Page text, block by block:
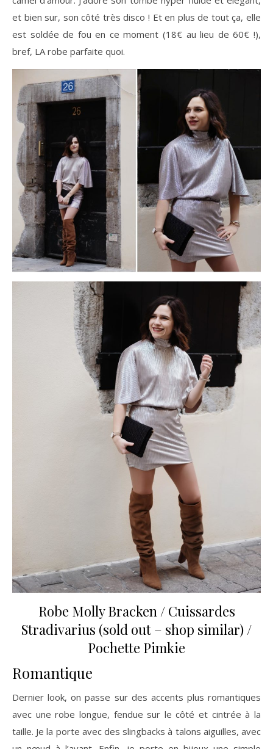
et bien sur, son côté très disco ! Et en plus de tout ça, elle
est soldée de fou en ce moment (18€ au lieu de 60€ !),
bref, LA robe parfaite quoi.
Robe Molly Bracken / Cuissardes
Stradivarius (sold out – shop similar) /
Pochette Pimkie
Romantique
Dernier look, on passe sur des accents plus romantiques
avec une robe longue, fendue sur le côté et cintrée à la
taille. Je la porte avec des slingbacks à talons aiguilles, avec